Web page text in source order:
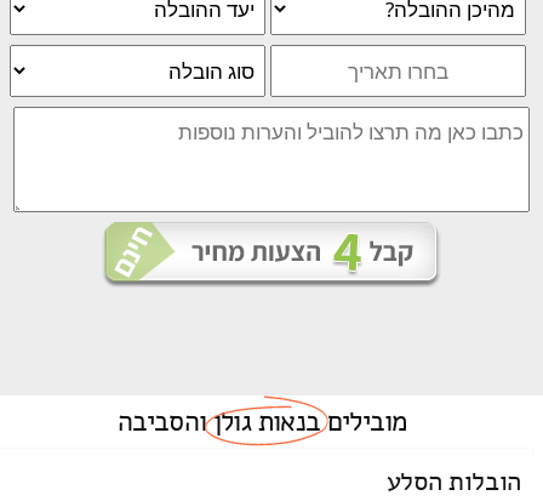
מוביליםבנאות גולןוהסביבה
הובלות הסלע